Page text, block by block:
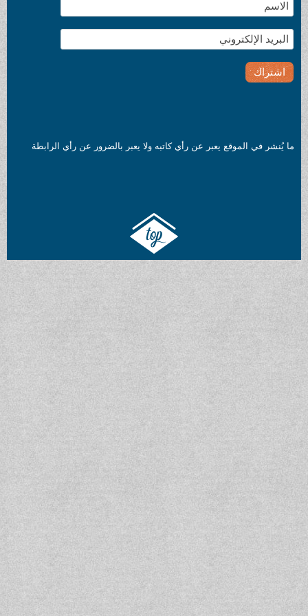
يعبر عن رأي كاتبه ولا يعبر بالضرور عن رأي الرابطة